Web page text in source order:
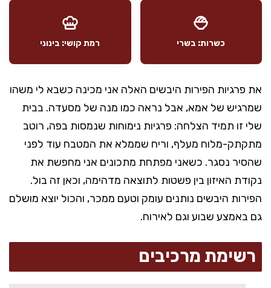
כשרות: בשרי רמת קושי: בינוני
את פרגיות הפירות היבשים האלה אני מכינה כשבא לי משהו
שמרגיש של אמא, אבל נראה כמו מנה של מסעדה. בבית
שלי זו תמיד הצלחה: פרגיות נימוחות שנמסות בפה, רוטב
מתקתק-מלוח מעלף, וריח שממלא את המטבח עוד לפני
שהסיר נסגר. כשאני מפתחת מתכונים אני מחפשת את
נקודת האיזון בין פשטות לתוצאה מדהימה, וכאן זה בול.
הפירות היבשים נותנים עומק וטעם ממכר, והכול יוצא מושלם
גם באמצע שבוע וגם לאירוח.
רשימת מרכיבים